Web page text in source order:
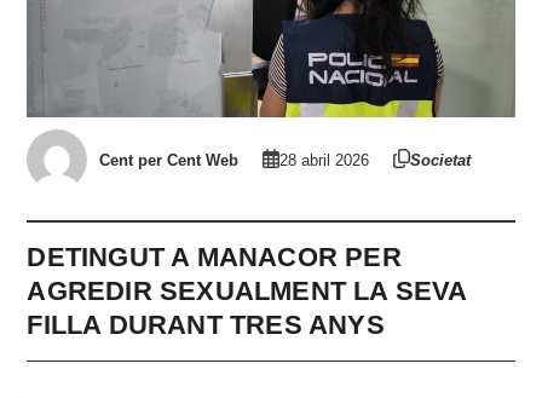
Cent per Cent Web 28 abril 2026 Societat
DETINGUT A MANACOR PER
AGREDIR SEXUALMENT LA SEVA
FILLA DURANT TRES ANYS